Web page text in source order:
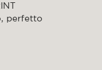
perfetto